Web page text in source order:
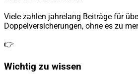
Viele zahlen jahrelang Beiträge für
Doppelversicherungen, ohne es zu
👉
Wichtig zu wissen